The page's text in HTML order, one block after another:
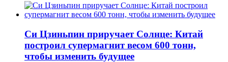
Си Цзиньпин приручает Солнце: Китай
построил супермагнит весом 600 тонн,
чтобы изменить будущее